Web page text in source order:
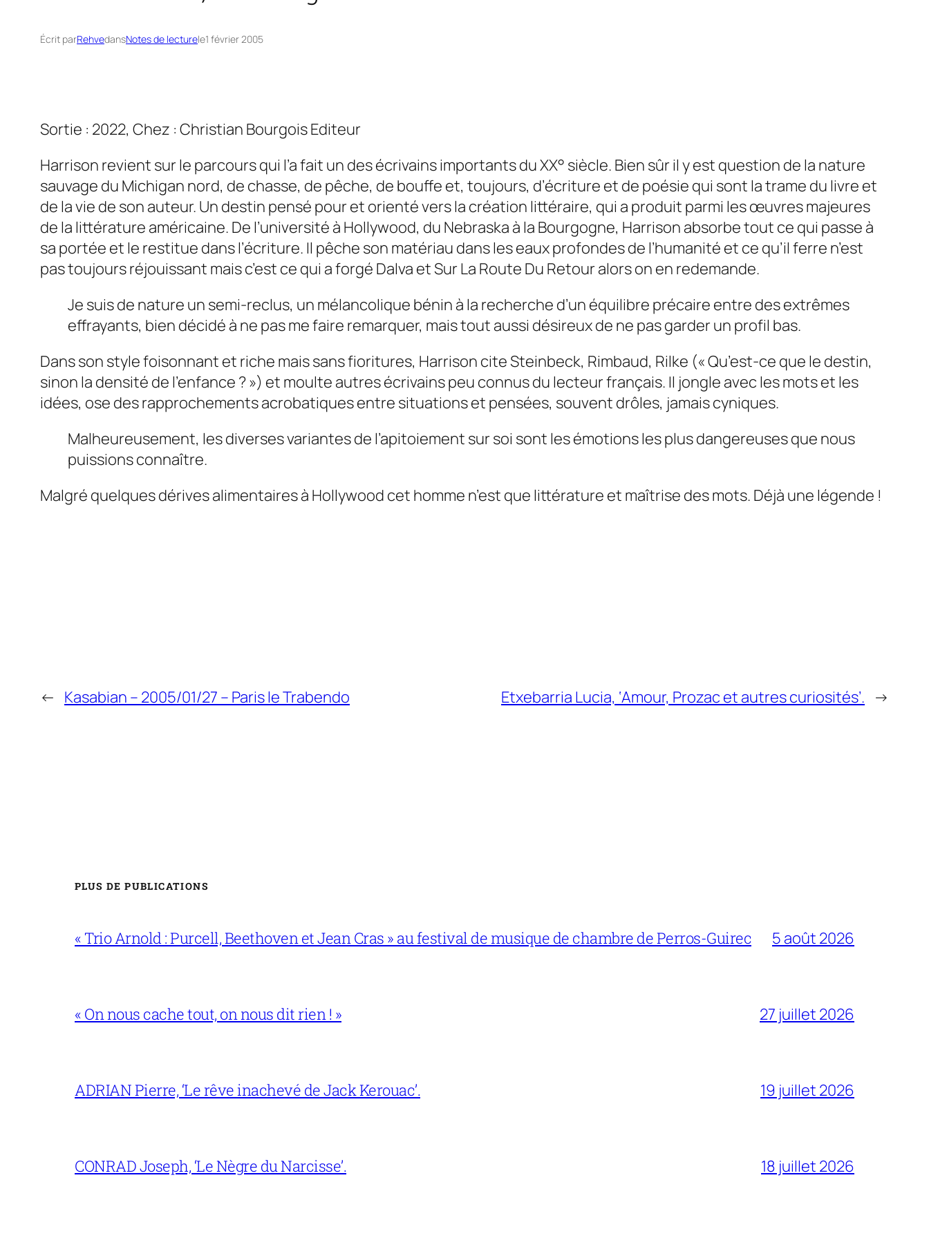
Écrit parRehvedansNotes de lecturele1 février 2005
Sortie : 2022, Chez : Christian Bourgois Editeur
Harrison revient sur le parcours qui l’a fait un des écrivains importants du XX° siècle. Bien sûr il y est question de la nature
sauvage du Michigan nord, de chasse, de pêche, de bouffe et, toujours, d’écriture et de poésie qui sont la trame du livre et
de la vie de son auteur. Un destin pensé pour et orienté vers la création littéraire, qui a produit parmi les œuvres majeures
de la littérature américaine. De l’université à Hollywood, du Nebraska à la Bourgogne, Harrison absorbe tout ce qui passe à
sa portée et le restitue dans l’écriture. Il pêche son matériau dans les eaux profondes de l’humanité et ce qu’il ferre n’est
pas toujours réjouissant mais c’est ce qui a forgé Dalva et Sur La Route Du Retour alors on en redemande.
Je suis de nature un semi-reclus, un mélancolique bénin à la recherche d’un équilibre précaire entre des extrêmes
effrayants, bien décidé à ne pas me faire remarquer, mais tout aussi désireux de ne pas garder un profil bas.
Dans son style foisonnant et riche mais sans fioritures, Harrison cite Steinbeck, Rimbaud, Rilke (« Qu’est-ce que le destin,
sinon la densité de l’enfance ? ») et moulte autres écrivains peu connus du lecteur français. Il jongle avec les mots et les
idées, ose des rapprochements acrobatiques entre situations et pensées, souvent drôles, jamais cyniques.
Malheureusement, les diverses variantes de l’apitoiement sur soi sont les émotions les plus dangereuses que nous
puissions connaître.
Malgré quelques dérives alimentaires à Hollywood cet homme n’est que littérature et maîtrise des mots. Déjà une légende !
← Kasabian – 2005/01/27 – Paris le Trabendo Etxebarria Lucia, ‘Amour, Prozac et autres curiosités’. →
PLUS DE PUBLICATIONS
« Trio Arnold : Purcell, Beethoven et Jean Cras » au festival de musique de chambre de Perros-Guirec 5 août 2026
« On nous cache tout, on nous dit rien ! » 27 juillet 2026
ADRIAN Pierre, ‘Le rêve inachevé de Jack Kerouac’. 19 juillet 2026
CONRAD Joseph, ‘Le Nègre du Narcisse’. 18 juillet 2026